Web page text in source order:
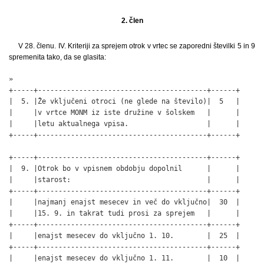
2. člen
V 28. členu. IV. Kriteriji za sprejem otrok v vrtec se zaporedni številki 5 in 9
spremenita tako, da se glasita:
»
+-----+-----------------------------------------+------+
|  5. |Že vključeni otroci (ne glede na število)|  5   |
|     |v vrtce MONM iz iste družine v šolskem   |      |
|     |letu aktualnega vpisa.                   |      |
+-----+-----------------------------------------+------+
+-----+-----------------------------------------+------+
|  9. |Otrok bo v vpisnem obdobju dopolnil      |      |
|     |starost:                                 |      |
+-----+-----------------------------------------+------+
|     |najmanj enajst mesecev in več do vključno|  30  |
|     |15. 9. in takrat tudi prosi za sprejem   |      |
+-----+-----------------------------------------+------+
|     |enajst mesecev do vključno 1. 10.        |  25  |
+-----+-----------------------------------------+------+
|     |enajst mesecev do vključno 1. 11.        |  10  |